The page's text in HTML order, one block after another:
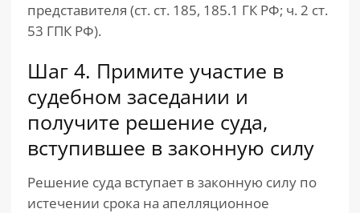
представителя (ст. ст. 185, 185.1 ГК РФ; ч. 2 ст.
53 ГПК РФ).
Шаг 4. Примите участие в
судебном заседании и
получите решение суда,
вступившее в законную силу
Решение суда вступает в законную силу по
истечении срока на апелляционное